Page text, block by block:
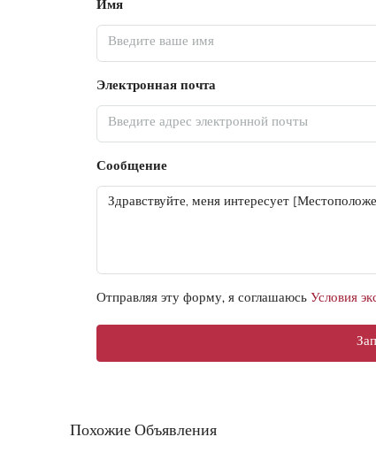
Имя
Электронная почта
Сообщение
Отправляя эту форму, я соглашаюсь Условия
Похожие Объявления